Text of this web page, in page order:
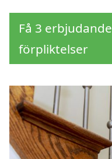
Få 3
förpliktelser